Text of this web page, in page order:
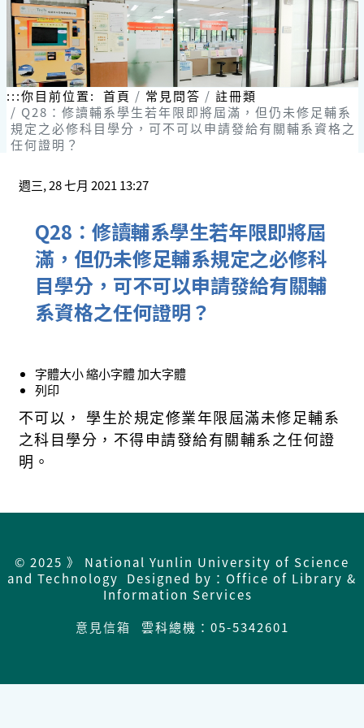
:::你目前位置: 首頁 常見問答
註冊類
Q28：修讀輔系學生若年限即將屆滿，但仍未修足輔系
規定之必修科目學分，可不可以申請發給有關輔系資格之
任何證明？
週三, 28 七月 2021 13:27
Q28：修讀輔系學生若年限即將屆
滿，但仍未修足輔系規定之必修科
目學分，可不可以申請發給有關輔
系資格之任何證明？
字體大小縮小字體加大字體
列印
不可以， 學生於規定修業年限屆滿未修足輔系
之科目學分，不得申請發給有關輔系之任何證
明。
© 2025 》 National Yunlin University of Science
and Technology Designed by：Office of Library &
Information Services
意見信箱
雲科總機：05-5342601